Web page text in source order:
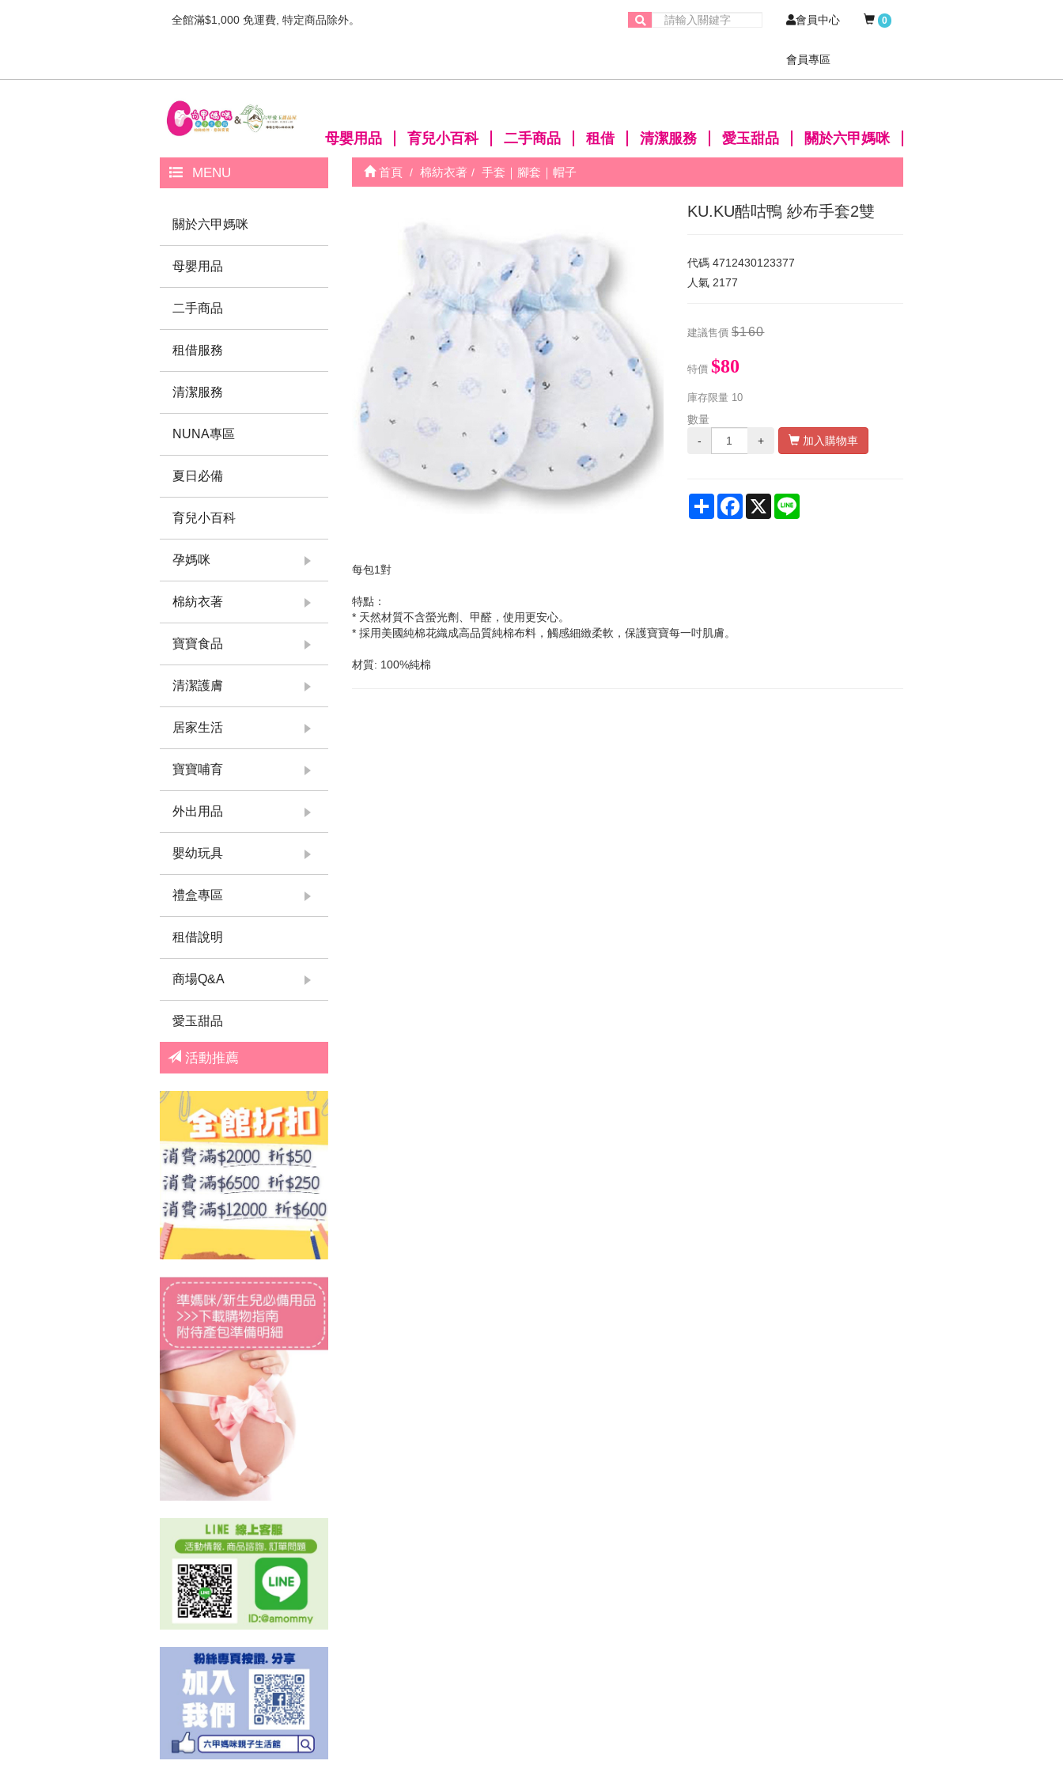
全館滿$1,000 免運費, 特定商品除外。 會員中心
會員專區
0
母嬰用品 育兒小百科 二手商品 租借 清潔服務 愛玉甜品 關於六甲媽咪
MENU
關於六甲媽咪
母嬰用品
二手商品
租借服務
清潔服務
NUNA專區
夏日必備
育兒小百科
孕媽咪
棉紡衣著
寶寶食品
清潔護膚
居家生活
寶寶哺育
外出用品
嬰幼玩具
禮盒專區
租借說明
商場Q&A
愛玉甜品
活動推薦
首頁 棉紡衣著 手套｜腳套｜帽子
KU.KU酷咕鴨 紗布手套2雙
代碼 4712430123377
人氣 2177
建議售價 $160
特價 $80
庫存限量 10
數量
-
+ 加入購物車
ShareFacebook
X Line
每包1對
特點：
* 天然材質不含螢光劑、甲醛，使用更安心。
* 採用美國純棉花織成高品質純棉布料，觸感細緻柔軟，保護寶寶每一吋肌膚。
材質: 100%純棉